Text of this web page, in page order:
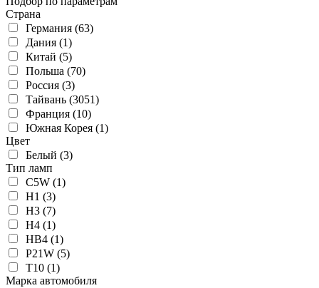
Страна
Германия (63)
Дания (1)
Китай (5)
Польша (70)
Россия (3)
Тайвань (3051)
Франция (10)
Южная Корея (1)
Цвет
Белый (3)
Тип ламп
C5W (1)
H1 (3)
H3 (7)
H4 (1)
HB4 (1)
P21W (5)
T10 (1)
Марка автомобиля